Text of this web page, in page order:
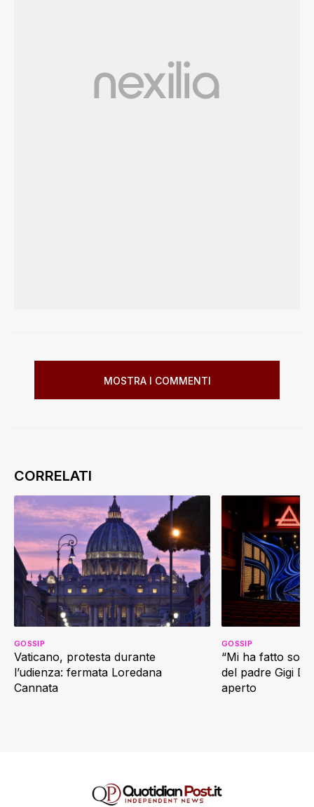
MOSTRA I COMMENTI
Vaticano, protesta durante
l’udienza: fermata Loredana
Cannata
GOSSIP
“Mi ha fatto
del padre Gigi
aperto
GOSSIP